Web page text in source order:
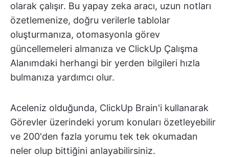
olarak çalışır. Bu yapay zeka aracı, uzun notları
özetlemenize, doğru verilerle tablolar
oluşturmanıza, otomasyonla görev
güncellemeleri almanıza ve ClickUp Çalışma
Alanımdaki herhangi bir yerden bilgileri hızla
bulmanıza yardımcı olur.
Aceleniz olduğunda, ClickUp Brain'i kullanarak
Görevler üzerindeki yorum konuları özetleyebilir
ve 200'den fazla yorumu tek tek okumadan
neler olup bittiğini anlayabilirsiniz.